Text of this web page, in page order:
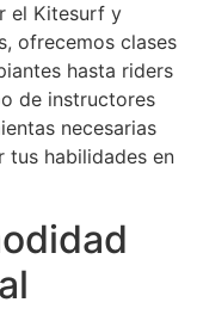
el Kitesurf y
ofrecemos clases
hasta riders
de instructores
necesarias
tus habilidades en